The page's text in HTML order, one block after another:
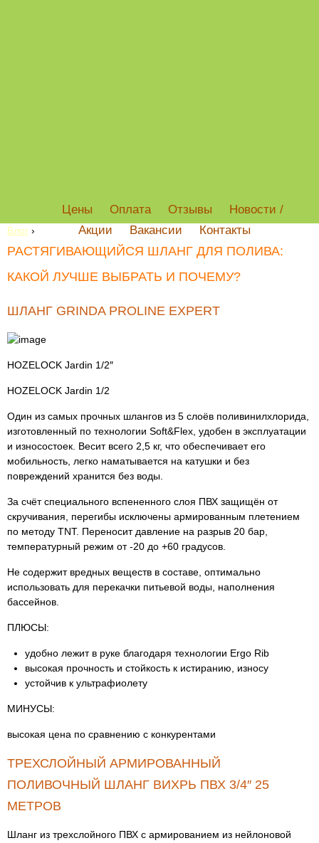
Цены Оплата Отзывы
Новости /
Акции
Вакансии Контакты
Блог ›
РАСТЯГИВАЮЩИЙСЯ ШЛАНГ ДЛЯ ПОЛИВА:
КАКОЙ ЛУЧШЕ ВЫБРАТЬ И ПОЧЕМУ?
ШЛАНГ GRINDA PROLINE EXPERT
HOZELOCK Jardin 1/2″
HOZELOCK Jardin 1/2
Один из самых прочных шлангов из 5 слоёв поливинилхлорида,
изготовленный по технологии Soft&Flex, удобен в эксплуатации
и износостоек. Весит всего 2,5 кг, что обеспечивает его
мобильность, легко наматывается на катушки и без
повреждений хранится без воды.
За счёт специального вспененного слоя ПВХ защищён от
скручивания, перегибы исключены армированным плетением
по методу TNT. Переносит давление на разрыв 20 бар,
температурный режим от -20 до +60 градусов.
Не содержит вредных веществ в составе, оптимально
использовать для перекачки питьевой воды, наполнения
бассейнов.
ПЛЮСЫ:
удобно лежит в руке благодаря технологии Ergo Rib
высокая прочность и стойкость к истиранию, износу
устойчив к ультрафиолету
МИНУСЫ:
высокая цена по сравнению с конкурентами
ТРЕХСЛОЙНЫЙ АРМИРОВАННЫЙ
ПОЛИВОЧНЫЙ ШЛАНГ ВИХРЬ ПВХ 3/4″ 25
МЕТРОВ
Шланг из трехслойного ПВХ с армированием из нейлоновой